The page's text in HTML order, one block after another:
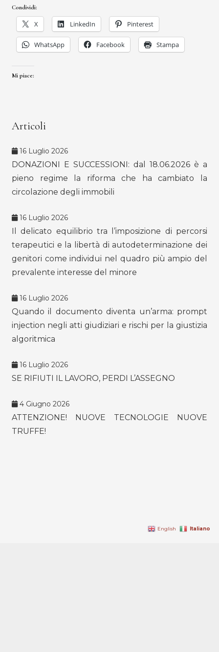
Condividi:
X LinkedIn Pinterest
WhatsApp Facebook Stampa
Mi piace:
Articoli
16 Luglio 2026
DONAZIONI E SUCCESSIONI: dal 18.06.2026 è a
pieno regime la riforma che ha cambiato la
circolazione degli immobili
16 Luglio 2026
Il delicato equilibrio tra l’imposizione di percorsi
terapeutici e la libertà di autodeterminazione dei
genitori come individui nel quadro più ampio del
prevalente interesse del minore
16 Luglio 2026
Quando il documento diventa un’arma: prompt
injection negli atti giudiziari e rischi per la giustizia
algoritmica
16 Luglio 2026
SE RIFIUTI IL LAVORO, PERDI L’ASSEGNO
4 Giugno 2026
ATTENZIONE! NUOVE TECNOLOGIE NUOVE
TRUFFE!
English Italiano